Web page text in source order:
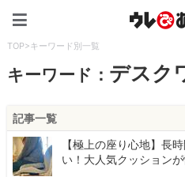
TOP>キーワード別一覧
キーワード： デスク
記事一覧
【極上の座り心地】長
い！大人気クッション